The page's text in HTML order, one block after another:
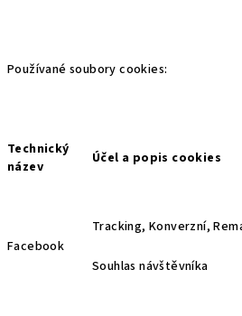
Používané soubory cookies:
Technický
název
Účel a popis cookies
Facebook
Tracking, Konverzní,
Souhlas návštěvníka